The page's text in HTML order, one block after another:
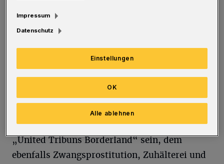
In Wuppertal hatte es weitere Polizeieinsätze
bei Mitgliedern des Motorradclubs gegeben,
gegen die ebenfalls Haftbefehle vorgelegen
hatten, die nun vollstreckt wurden. Unter den
drei Inhaftierten soll auch der „President“ der
„United Tribuns Borderland“ sein, dem
ebenfalls Zwangsprostitution, Zuhälterei und
Impressum
Datenschutz
Einstellungen
Alle ablehnen
OK